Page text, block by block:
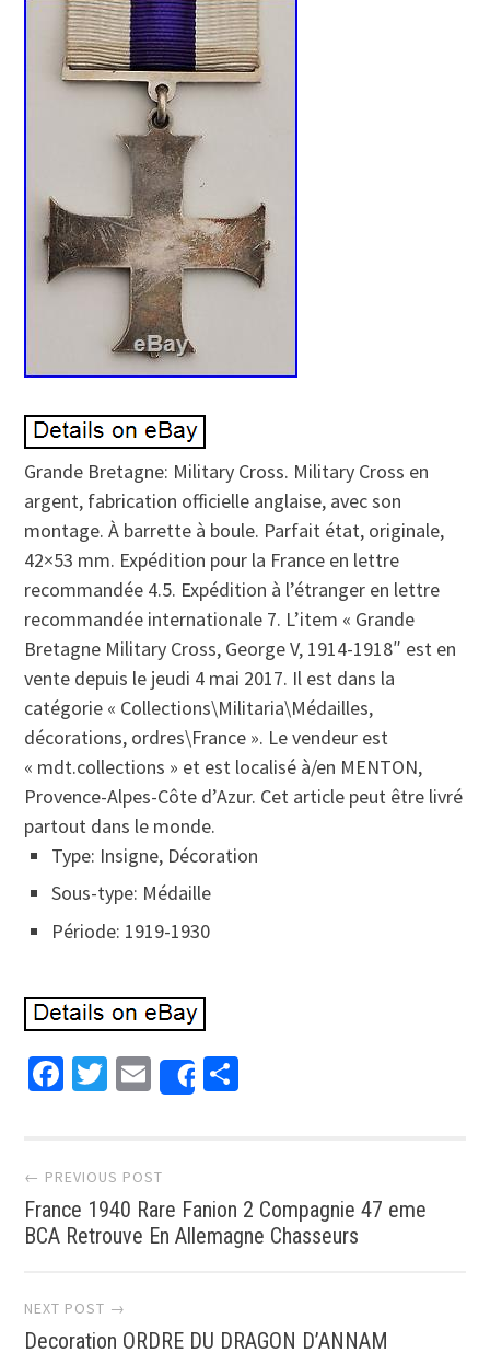
Grande Bretagne: Military Cross. Military Cross en
argent, fabrication officielle anglaise, avec son
montage. À barrette à boule. Parfait état, originale,
42×53 mm. Expédition pour la France en lettre
recommandée 4.5. Expédition à l’étranger en lettre
recommandée internationale 7. L’item « Grande
Bretagne Military Cross, George V, 1914-1918″ est en
vente depuis le jeudi 4 mai 2017. Il est dans la
catégorie « Collections\Militaria\Médailles,
décorations, ordres\France ». Le vendeur est
« mdt.collections » et est localisé à/en MENTON,
Provence-Alpes-Côte d’Azur. Cet article peut être livré
partout dans le monde.
Type: Insigne, Décoration
Sous-type: Médaille
Période: 1919-1930
Facebook
Twitter
EmailShare
Post navigation
← PREVIOUS POST
France 1940 Rare Fanion 2 Compagnie 47 eme
BCA Retrouve En Allemagne Chasseurs
NEXT POST →
Decoration ORDRE DU DRAGON D’ANNAM